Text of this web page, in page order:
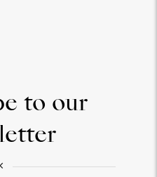
to our